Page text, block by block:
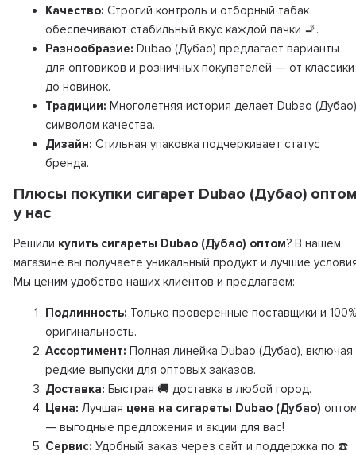
Качество: Строгий контроль и отборный табак
обеспечивают стабильный вкус каждой пачки 🚬.
Разнообразие: Dubao (Дубао) предлагает варианты
для оптовиков и розничных покупателей — от классики
до новинок.
Традиции: Многолетняя история делает Dubao (Дубао)
символом качества.
Дизайн: Стильная упаковка подчеркивает статус
бренда.
Плюсы покупки сигарет Dubao (Дубао)
у нас
Решили купить сигареты Dubao (Дубао) оптом? В нашем
магазине вы получаете уникальный продукт и лучшие
Мы ценим удобство наших клиентов и предлагаем:
Подлинность: Только проверенные поставщики и 100%
оригинальность.
Ассортимент: Полная линейка Dubao (Дубао), включая
редкие выпуски для оптовых заказов.
Доставка: Быстрая 🚚 доставка в любой город.
Цена: Лучшая цена на сигареты Dubao (Дубао)
— выгодные предложения и акции для вас!
Сервис: Удобный заказ через сайт и поддержка по ☎️